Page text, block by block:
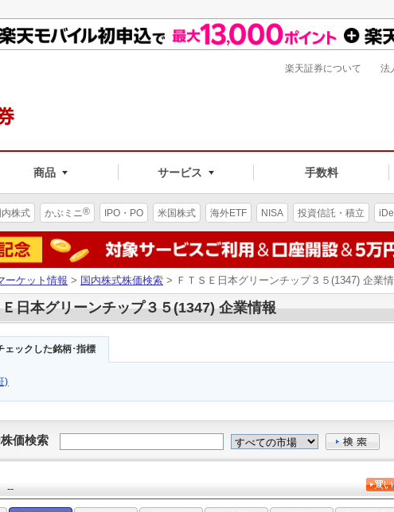
商品 サービス 手数料
楽天証券について 法
内株式 かぶミニ® IPO・PO 米国株式 海外ETF NISA 投資信託・積立
ーケット情報 > 国内株式株価検索 > ＦＴＳＥ日本グリーンチップ３５(1347) 企業
日本グリーンチップ３５(1347) 企業情報
ェックした銘柄･指標
)